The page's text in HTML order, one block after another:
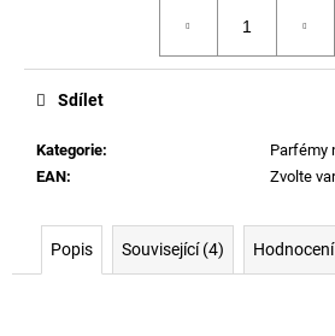
Kategorie:
Parfémy
EAN: Zvolte
Sdílet
Popis Související (4)